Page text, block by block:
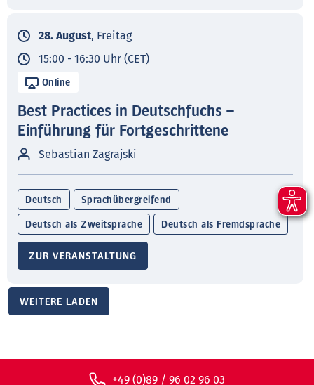
28. August, Freitag
15:00 - 16:30 Uhr (CET)
Online
Best Practices in Deutschfuchs –
Einführung für Fortgeschrittene
Sebastian Zagrajski
Deutsch Sprachübergreifend
Deutsch als Zweitsprache Deutsch als Fremdsprache
ZUR VERANSTALTUNG
WEITERE LADEN
+49 (0)89 / 96 02 96 03